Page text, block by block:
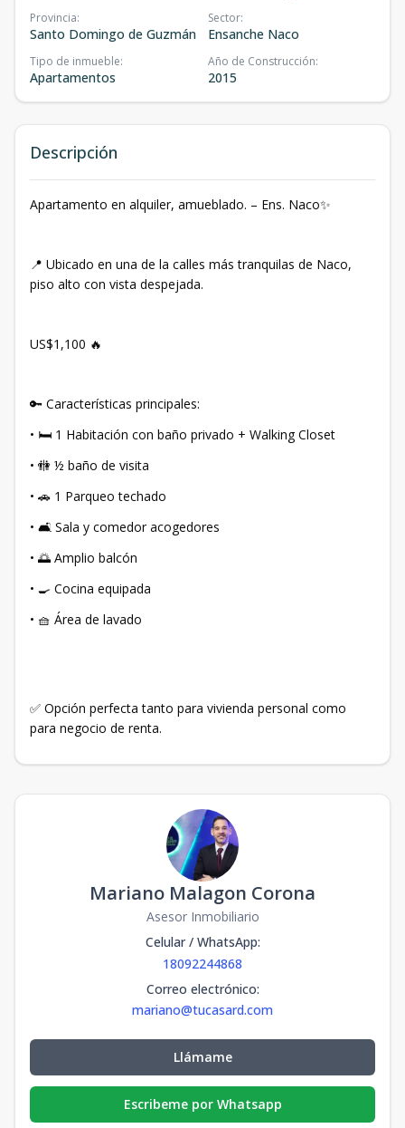
Provincia:
Santo Domingo de Guzmán
Sector:
Ensanche Naco
Tipo de inmueble:
Apartamentos
Año de Construcción:
2015
Descripción
Apartamento en alquiler, amueblado. – Ens. Naco✨
📍 Ubicado en una de la calles más tranquilas de Naco,
piso alto con vista despejada.
US$1,100 🔥
🔑 Características principales:
• 🛏️ 1 Habitación con baño privado + Walking Closet
• 🚻 ½ baño de visita
• 🚗 1 Parqueo techado
• 🛋️ Sala y comedor acogedores
• 🌅 Amplio balcón
• 🍳 Cocina equipada
• 🧺 Área de lavado
✅ Opción perfecta tanto para vivienda personal como
para negocio de renta.
Mariano Malagon Corona
Asesor Inmobiliario
Celular / WhatsApp:
18092244868
Correo electrónico:
mariano@tucasard.com
Llámame
Escribeme por Whatsapp